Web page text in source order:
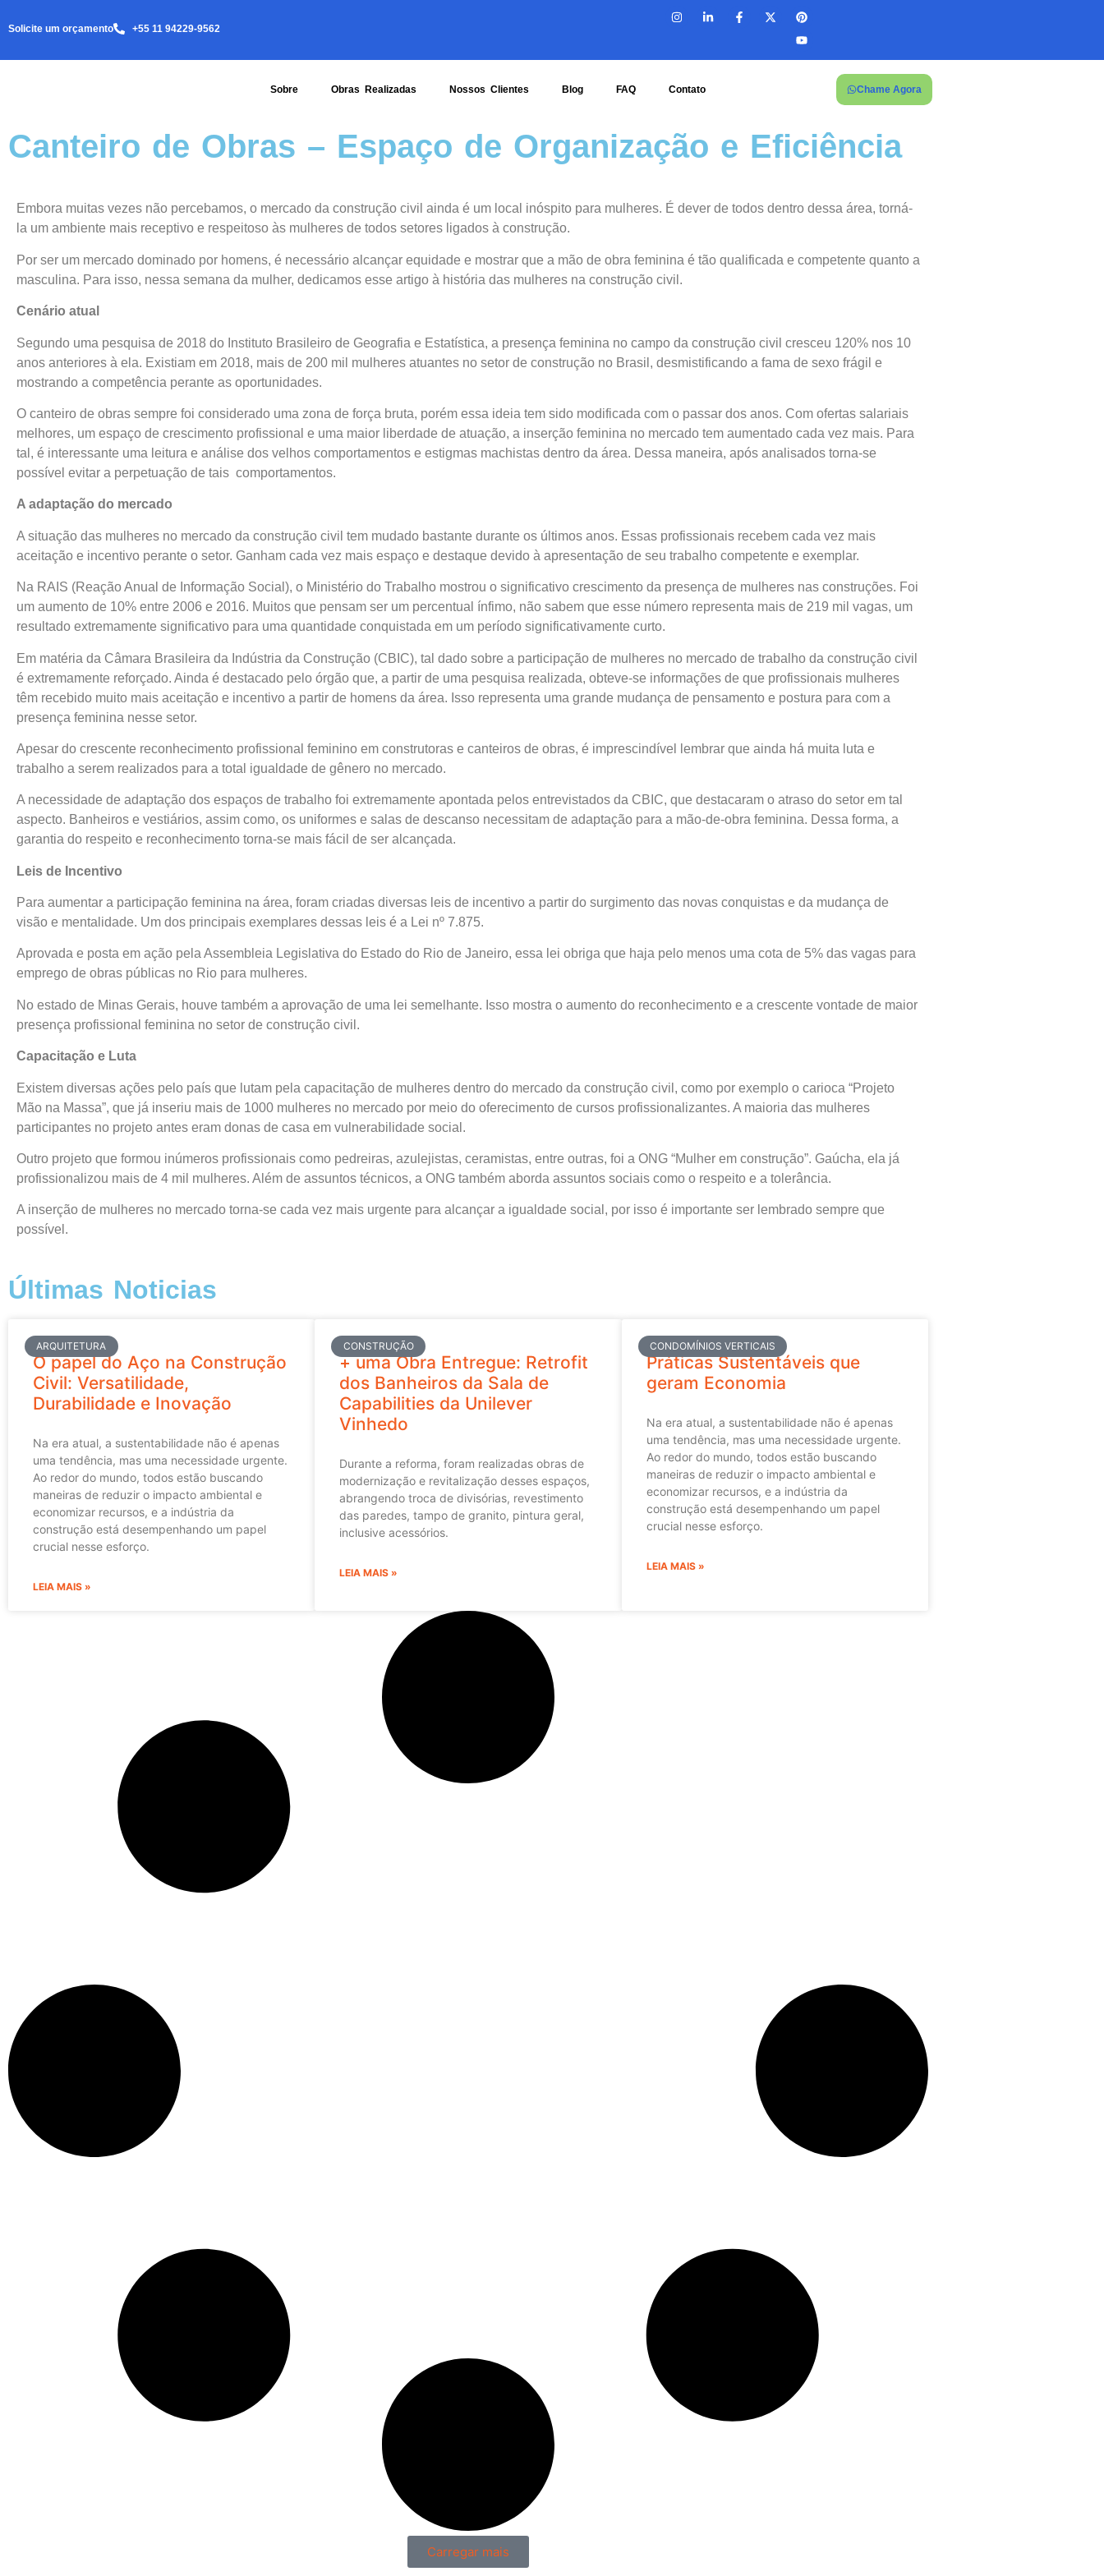
Solicite um orçamento +55 11 94229-9562
Sobre Obras Realizadas Nossos Clientes Blog FAQ Contato Chame Agora
Canteiro de Obras – Espaço de Organização e Eficiência
Embora muitas vezes não percebamos, o mercado da construção civil ainda é um local inóspito para mulheres. É dever de todos dentro dessa área, torná-
la um ambiente mais receptivo e respeitoso às mulheres de todos setores ligados à construção.
Por ser um mercado dominado por homens, é necessário alcançar equidade e mostrar que a mão de obra feminina é tão qualificada e competente quanto a
masculina. Para isso, nessa semana da mulher, dedicamos esse artigo à história das mulheres na construção civil.
Cenário atual
Segundo uma pesquisa de 2018 do Instituto Brasileiro de Geografia e Estatística, a presença feminina no campo da construção civil cresceu 120% nos 10
anos anteriores à ela. Existiam em 2018, mais de 200 mil mulheres atuantes no setor de construção no Brasil, desmistificando a fama de sexo frágil e
mostrando a competência perante as oportunidades.
O canteiro de obras sempre foi considerado uma zona de força bruta, porém essa ideia tem sido modificada com o passar dos anos. Com ofertas salariais
melhores, um espaço de crescimento profissional e uma maior liberdade de atuação, a inserção feminina no mercado tem aumentado cada vez mais. Para
tal, é interessante uma leitura e análise dos velhos comportamentos e estigmas machistas dentro da área. Dessa maneira, após analisados torna-se
possível evitar a perpetuação de tais comportamentos.
A adaptação do mercado
A situação das mulheres no mercado da construção civil tem mudado bastante durante os últimos anos. Essas profissionais recebem cada vez mais
aceitação e incentivo perante o setor. Ganham cada vez mais espaço e destaque devido à apresentação de seu trabalho competente e exemplar.
Na RAIS (Reação Anual de Informação Social), o Ministério do Trabalho mostrou o significativo crescimento da presença de mulheres nas construções. Foi
um aumento de 10% entre 2006 e 2016. Muitos que pensam ser um percentual ínfimo, não sabem que esse número representa mais de 219 mil vagas, um
resultado extremamente significativo para uma quantidade conquistada em um período significativamente curto.
Em matéria da Câmara Brasileira da Indústria da Construção (CBIC), tal dado sobre a participação de mulheres no mercado de trabalho da construção civil
é extremamente reforçado. Ainda é destacado pelo órgão que, a partir de uma pesquisa realizada, obteve-se informações de que profissionais mulheres
têm recebido muito mais aceitação e incentivo a partir de homens da área. Isso representa uma grande mudança de pensamento e postura para com a
presença feminina nesse setor.
Apesar do crescente reconhecimento profissional feminino em construtoras e canteiros de obras, é imprescindível lembrar que ainda há muita luta e
trabalho a serem realizados para a total igualdade de gênero no mercado.
A necessidade de adaptação dos espaços de trabalho foi extremamente apontada pelos entrevistados da CBIC, que destacaram o atraso do setor em tal
aspecto. Banheiros e vestiários, assim como, os uniformes e salas de descanso necessitam de adaptação para a mão-de-obra feminina. Dessa forma, a
garantia do respeito e reconhecimento torna-se mais fácil de ser alcançada.
Leis de Incentivo
Para aumentar a participação feminina na área, foram criadas diversas leis de incentivo a partir do surgimento das novas conquistas e da mudança de
visão e mentalidade. Um dos principais exemplares dessas leis é a Lei nº 7.875.
Aprovada e posta em ação pela Assembleia Legislativa do Estado do Rio de Janeiro, essa lei obriga que haja pelo menos uma cota de 5% das vagas para
emprego de obras públicas no Rio para mulheres.
No estado de Minas Gerais, houve também a aprovação de uma lei semelhante. Isso mostra o aumento do reconhecimento e a crescente vontade de maior
presença profissional feminina no setor de construção civil.
Capacitação e Luta
Existem diversas ações pelo país que lutam pela capacitação de mulheres dentro do mercado da construção civil, como por exemplo o carioca “Projeto
Mão na Massa”, que já inseriu mais de 1000 mulheres no mercado por meio do oferecimento de cursos profissionalizantes. A maioria das mulheres
participantes no projeto antes eram donas de casa em vulnerabilidade social.
Outro projeto que formou inúmeros profissionais como pedreiras, azulejistas, ceramistas, entre outras, foi a ONG “Mulher em construção”. Gaúcha, ela já
profissionalizou mais de 4 mil mulheres. Além de assuntos técnicos, a ONG também aborda assuntos sociais como o respeito e a tolerância.
A inserção de mulheres no mercado torna-se cada vez mais urgente para alcançar a igualdade social, por isso é importante ser lembrado sempre que
possível.
Últimas Noticias
ARQUITETURA
O papel do Aço na Construção
Civil: Versatilidade,
Durabilidade e Inovação
Na era atual, a sustentabilidade não é apenas
uma tendência, mas uma necessidade urgente.
Ao redor do mundo, todos estão buscando
maneiras de reduzir o impacto ambiental e
economizar recursos, e a indústria da
construção está desempenhando um papel
crucial nesse esforço.
LEIA MAIS »
CONSTRUÇÃO
+ uma Obra Entregue: Retrofit
dos Banheiros da Sala de
Capabilities da Unilever
Vinhedo
Durante a reforma, foram realizadas obras de
modernização e revitalização desses espaços,
abrangendo troca de divisórias, revestimento
das paredes, tampo de granito, pintura geral,
inclusive acessórios.
LEIA MAIS »
CONDOMÍNIOS VERTICAIS
Práticas Sustentáveis que
geram Economia
Na era atual, a sustentabilidade não é apenas
uma tendência, mas uma necessidade urgente.
Ao redor do mundo, todos estão buscando
maneiras de reduzir o impacto ambiental e
economizar recursos, e a indústria da
construção está desempenhando um papel
crucial nesse esforço.
LEIA MAIS »
Carregar mais